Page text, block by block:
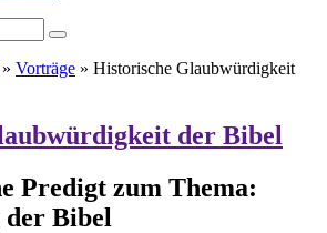
» Vorträge » Historische Glaubwürdigkeit
der Bibel
Predigt zum Thema:
Bibel